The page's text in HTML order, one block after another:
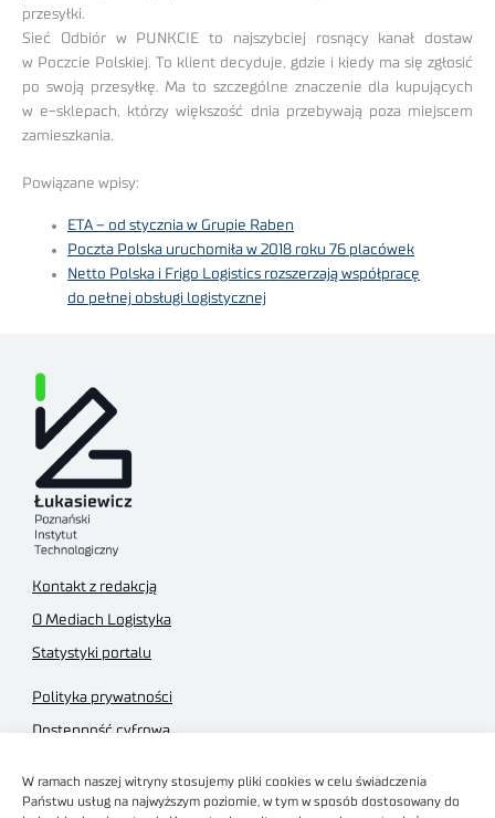
W ramach naszej witryny stosujemy pliki cookies w celu świadczenia
Państwu usług na najwyższym poziomie, w tym w sposób dostosowany do
przesyłki.
Sieć Odbiór w PUNKCIE to najszybciej rosnący kanał dostaw
w Poczcie Polskiej. To klient decyduje, gdzie i kiedy ma się zgłosić
po swoją przesyłkę. Ma to szczególne znaczenie dla kupujących
w e-sklepach, którzy większość dnia przebywają poza miejscem
zamieszkania.
Powiązane wpisy:
ETA – od stycznia w Grupie Raben
Poczta Polska uruchomiła w 2018 roku 76 placówek
Netto Polska i Frigo Logistics rozszerzają współpracę
do pełnej obsługi logistycznej
Kontakt z redakcją
O Mediach Logistyka
Statystyki portalu
Polityka prywatności
Dostępność cyfrowa
Regulamin sklepu